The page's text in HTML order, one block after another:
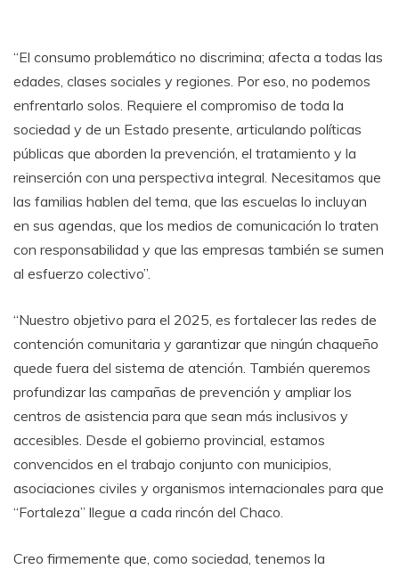
“El consumo problemático no discrimina; afecta a todas las
edades, clases sociales y regiones. Por eso, no podemos
enfrentarlo solos. Requiere el compromiso de toda la
sociedad y de un Estado presente, articulando políticas
públicas que aborden la prevención, el tratamiento y la
reinserción con una perspectiva integral. Necesitamos que
las familias hablen del tema, que las escuelas lo incluyan
en sus agendas, que los medios de comunicación lo traten
con responsabilidad y que las empresas también se sumen
al esfuerzo colectivo”.
“Nuestro objetivo para el 2025, es fortalecer las redes de
contención comunitaria y garantizar que ningún chaqueño
quede fuera del sistema de atención. También queremos
profundizar las campañas de prevención y ampliar los
centros de asistencia para que sean más inclusivos y
accesibles. Desde el gobierno provincial, estamos
convencidos en el trabajo conjunto con municipios,
asociaciones civiles y organismos internacionales para que
“Fortaleza” llegue a cada rincón del Chaco.
Creo firmemente que, como sociedad, tenemos la